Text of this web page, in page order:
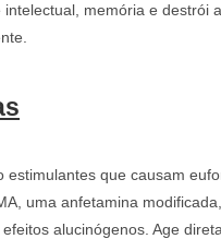
memória e destrói
estimulantes que causam
uma anfetamina
alucinógenos. Age